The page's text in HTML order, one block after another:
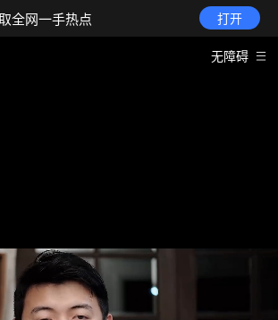
全网一手热点 打开
无障碍